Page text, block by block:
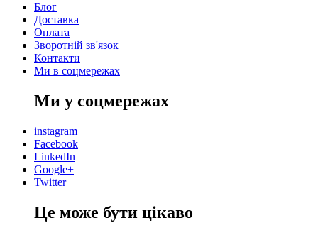
Блог
Доставка
Оплата
Зворотній зв'язок
Контакти
Ми в соцмережах
Ми у соцмережах
instagram
Facebook
LinkedIn
Google+
Twitter
Це може бути цікаво